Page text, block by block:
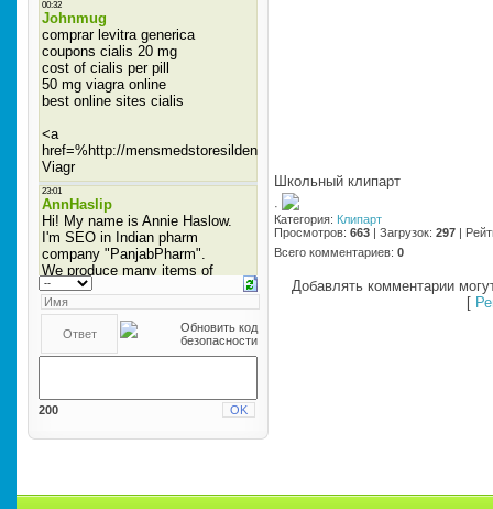
200
Школьный клипарт
·
Категория: Клипарт
Просмотров: 663 | Загрузок: 297 |
Всего комментариев: 0
Добавлять комментарии
[